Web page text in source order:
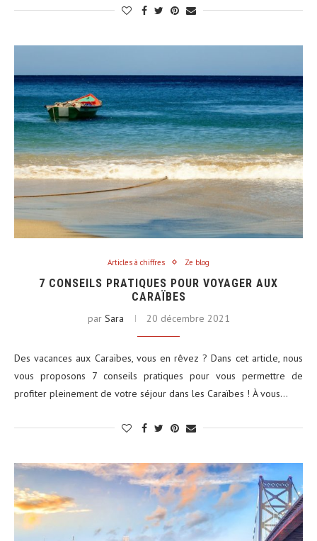
Articles à chiffres Ze blog
7 CONSEILS PRATIQUES POUR VOYAGER AUX
CARAÏBES
par Sara 20 décembre 2021
Des vacances aux Caraïbes, vous en rêvez ? Dans cet article, nous
vous proposons 7 conseils pratiques pour vous permettre de
profiter pleinement de votre séjour dans les Caraïbes ! À vous…